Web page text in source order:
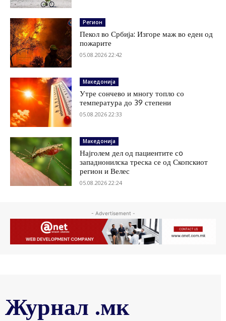
Регион
Пекол во Србија: Изгоре маж во еден од
пожарите
05.08.2026 22:42
Македонија
Утре сончево и многу топло со
температура до 39 степени
05.08.2026 22:33
Македонија
Најголем дел од пациентите сo
западнонилска треска се од Скопскиот
регион и Велес
05.08.2026 22:24
- Advertisement -
Журнал .мк